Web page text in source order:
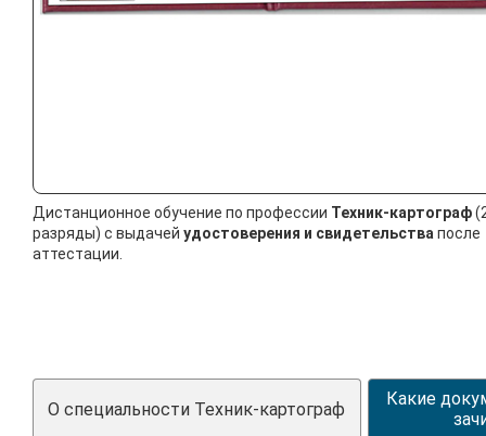
Дистанционное обучение по профессии Техник-картограф
разряды) с выдачей удостоверения и свидетельствапосле
аттестации.
О специальности Техник-картограф
Какие